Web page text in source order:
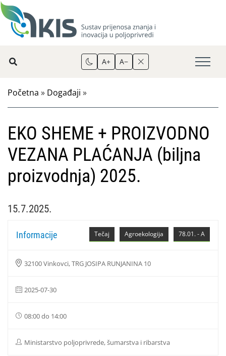
A+ A−
Početna » Događaji »
EKO SHEME + PROIZVODNO
VEZANA PLAĆANJA (biljna
proizvodnja) 2025.
15.7.2025.
78.01. - A
Agroekologija
Tečaj
Informacije
32100 Vinkovci, TRG JOSIPA RUNJANINA 10
2025-07-30
08:00 do 14:00
Ministarstvo poljoprivrede, šumarstva i ribarstva